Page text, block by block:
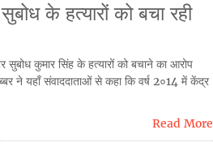
के हत्यारों को बचा रही
सुबोध कुमार सिंह के हत्यारों को बचाने का आरोप
ने यहाँ संवाददाताओं से कहा कि वर्ष 2०14 में केंद्र
Read More